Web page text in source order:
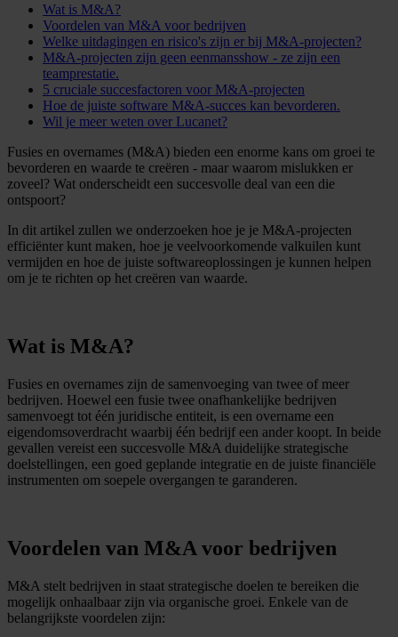
Wat is M&A?
Voordelen van M&A voor bedrijven
Welke uitdagingen en risico's zijn er bij M&A-projecten?
M&A-projecten zijn geen eenmansshow - ze zijn een
teamprestatie.
5 cruciale succesfactoren voor M&A-projecten
Hoe de juiste software M&A-succes kan bevorderen.
Wil je meer weten over Lucanet?
Fusies en overnames (M&A) bieden een enorme kans om groei te
bevorderen en waarde te creëren - maar waarom mislukken er
zoveel? Wat onderscheidt een succesvolle deal van een die
ontspoort?
In dit artikel zullen we onderzoeken hoe je je M&A-projecten
efficiënter kunt maken, hoe je veelvoorkomende valkuilen kunt
vermijden en hoe de juiste softwareoplossingen je kunnen helpen
om je te richten op het creëren van waarde.
Wat is M&A?
Fusies en overnames zijn de samenvoeging van twee of meer
bedrijven. Hoewel een fusie twee onafhankelijke bedrijven
samenvoegt tot één juridische entiteit, is een overname een
eigendomsoverdracht waarbij één bedrijf een ander koopt. In beide
gevallen vereist een succesvolle M&A duidelijke strategische
doelstellingen, een goed geplande integratie en de juiste financiële
instrumenten om soepele overgangen te garanderen.
Voordelen van M&A voor bedrijven
M&A stelt bedrijven in staat strategische doelen te bereiken die
mogelijk onhaalbaar zijn via organische groei. Enkele van de
belangrijkste voordelen zijn: